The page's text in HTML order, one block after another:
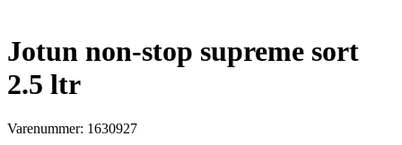
Jotun non-stop supreme sort
2.5 ltr
Varenummer: 1630927